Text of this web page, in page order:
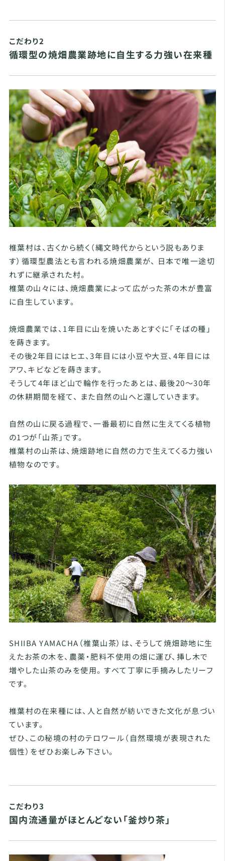
こだわり2
循環型の焼畑農業跡地に自生する力強い在来種
椎葉村は、古くから続く（縄文時代からという説もありま
す）循環型農法とも言われる焼畑農業が、 日本で唯一途切
れずに継承された村。
椎葉の山々には、焼畑農業によって広がった茶の木が豊富
に自生しています。
焼畑農業では、1年目に山を焼いたあとすぐに「そばの種」
を蒔きます。
その後2年目にはヒエ、3年目には小豆や大豆、4年目には
アワ、キビなどを蒔きます。
そうして4年ほど山で輪作を行ったあとは、最後20～30年
の休耕期間を経て、 また自然の山へと還していきます。
自然の山に戻る過程で、一番最初に自然に生えてくる植物
の1つが「山茶」です。
椎葉村の山茶は、焼畑跡地に自然の力で生えてくる力強い
植物なのです。
SHIIBA YAMACHA（椎葉山茶）は、そうして焼畑跡地に生
えたお茶の木を、農薬・肥料不使用の畑に運び、挿し木で
増やした山茶のみを使用。 すべて丁寧に手摘みしたリーフ
です。
椎葉村の在来種には、人と自然が紡いできた文化が息づい
ています。
ぜひ、この秘境の村のテロワール（自然環境が表現された
個性）をぜひお楽しみ下さい。
こだわり3
国内流通量がほとんどない「釜炒り茶」